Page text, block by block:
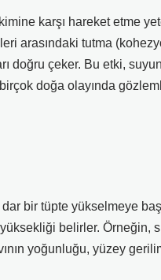
karşı hareket etme
arasındaki tutma
doğru çeker. Bu etki,
doğa olayında
bir tüpte yükselmeye
belirler.
yoğunluğu, yüzey